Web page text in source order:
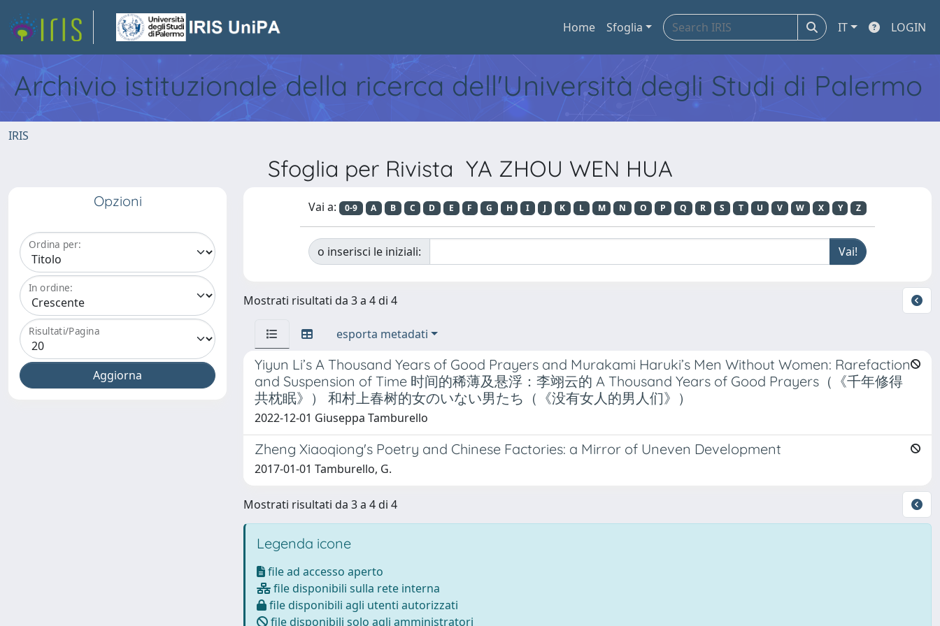
Home Sfoglia IT LOGIN
Archivio istituzionale della ricerca dell'Università degli Studi di Palermo
IRIS
Sfoglia per Rivista YA ZHOU WEN HUA
Opzioni
Ordina per:
In ordine:
Risultati/Pagina
Vai a: 0-9 A B C D E F G H I J K L M N O P Q R S T U V W X Y Z
o inserisci le iniziali:
Mostrati risultati da 3 a 4 di 4
esporta metadati
Yiyun Li’s A Thousand Years of Good Prayers and Murakami Haruki’s Men Without Women: Rarefaction
and Suspension of Time 时间的稀薄及悬浮：李翊云的 A Thousand Years of Good Prayers（《千年修得
共枕眠》） 和村上春树的女のいない男たち（《没有女人的男人们》）
2022-12-01 Giuseppa Tamburello
Zheng Xiaoqiong's Poetry and Chinese Factories: a Mirror of Uneven Development
2017-01-01 Tamburello, G.
Mostrati risultati da 3 a 4 di 4
Legenda icone
file ad accesso aperto
file disponibili sulla rete interna
file disponibili agli utenti autorizzati
file disponibili solo agli amministratori